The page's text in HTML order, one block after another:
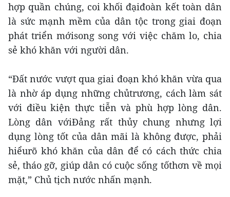
hợp quần chúng, coi khối đạiđoàn kết toàn dân
là sức mạnh mềm của dân tộc trong giai đoạn
phát triển mớisong song với việc chăm lo, chia
sẻ khó khăn với người dân.
“Đất nước vượt qua giai đoạn khó khăn vừa qua
là nhờ áp dụng những chủtrương, cách làm sát
với điều kiện thực tiễn và phù hợp lòng dân.
Lòng dân vớiĐảng rất thủy chung nhưng lợi
dụng lòng tốt của dân mãi là không được, phải
hiểurõ khó khăn của dân để có cách thức chia
sẻ, tháo gỡ, giúp dân có cuộc sống tốthơn về mọi
mặt,” Chủ tịch nước nhấn mạnh.